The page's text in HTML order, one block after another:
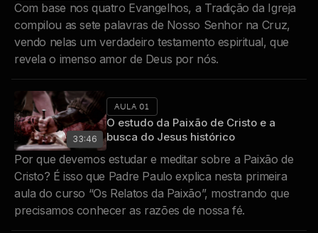
Com base nos quatro Evangelhos, a Tradição da Igreja
compilou as sete palavras de Nosso Senhor na Cruz,
vendo nelas um verdadeiro testamento espiritual, que
revela o imenso amor de Deus por nós.
33:46
AULA 01
O estudo da Paixão de Cristo e a
busca do Jesus histórico
Por que devemos estudar e meditar sobre a Paixão de
Cristo? É isso que Padre Paulo explica nesta primeira
aula do curso “Os Relatos da Paixão”, mostrando que
precisamos conhecer as razões de nossa fé.